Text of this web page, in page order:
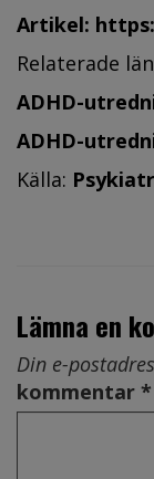
Artikel:
Relaterade
ADHD-
ADHD-
Källa:
Lämna en
Din e-
kommentar *